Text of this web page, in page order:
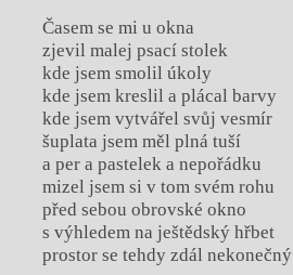
Časem se mi u okna
zjevil malej psací stolek
kde jsem smolil úkoly
kde jsem kreslil a plácal barvy
kde jsem vytvářel svůj vesmír
šuplata jsem měl plná tuší
a per a pastelek a nepořádku
mizel jsem si v tom svém rohu
před sebou obrovské okno
s výhledem na ještědský hřbet
prostor se tehdy zdál nekonečný